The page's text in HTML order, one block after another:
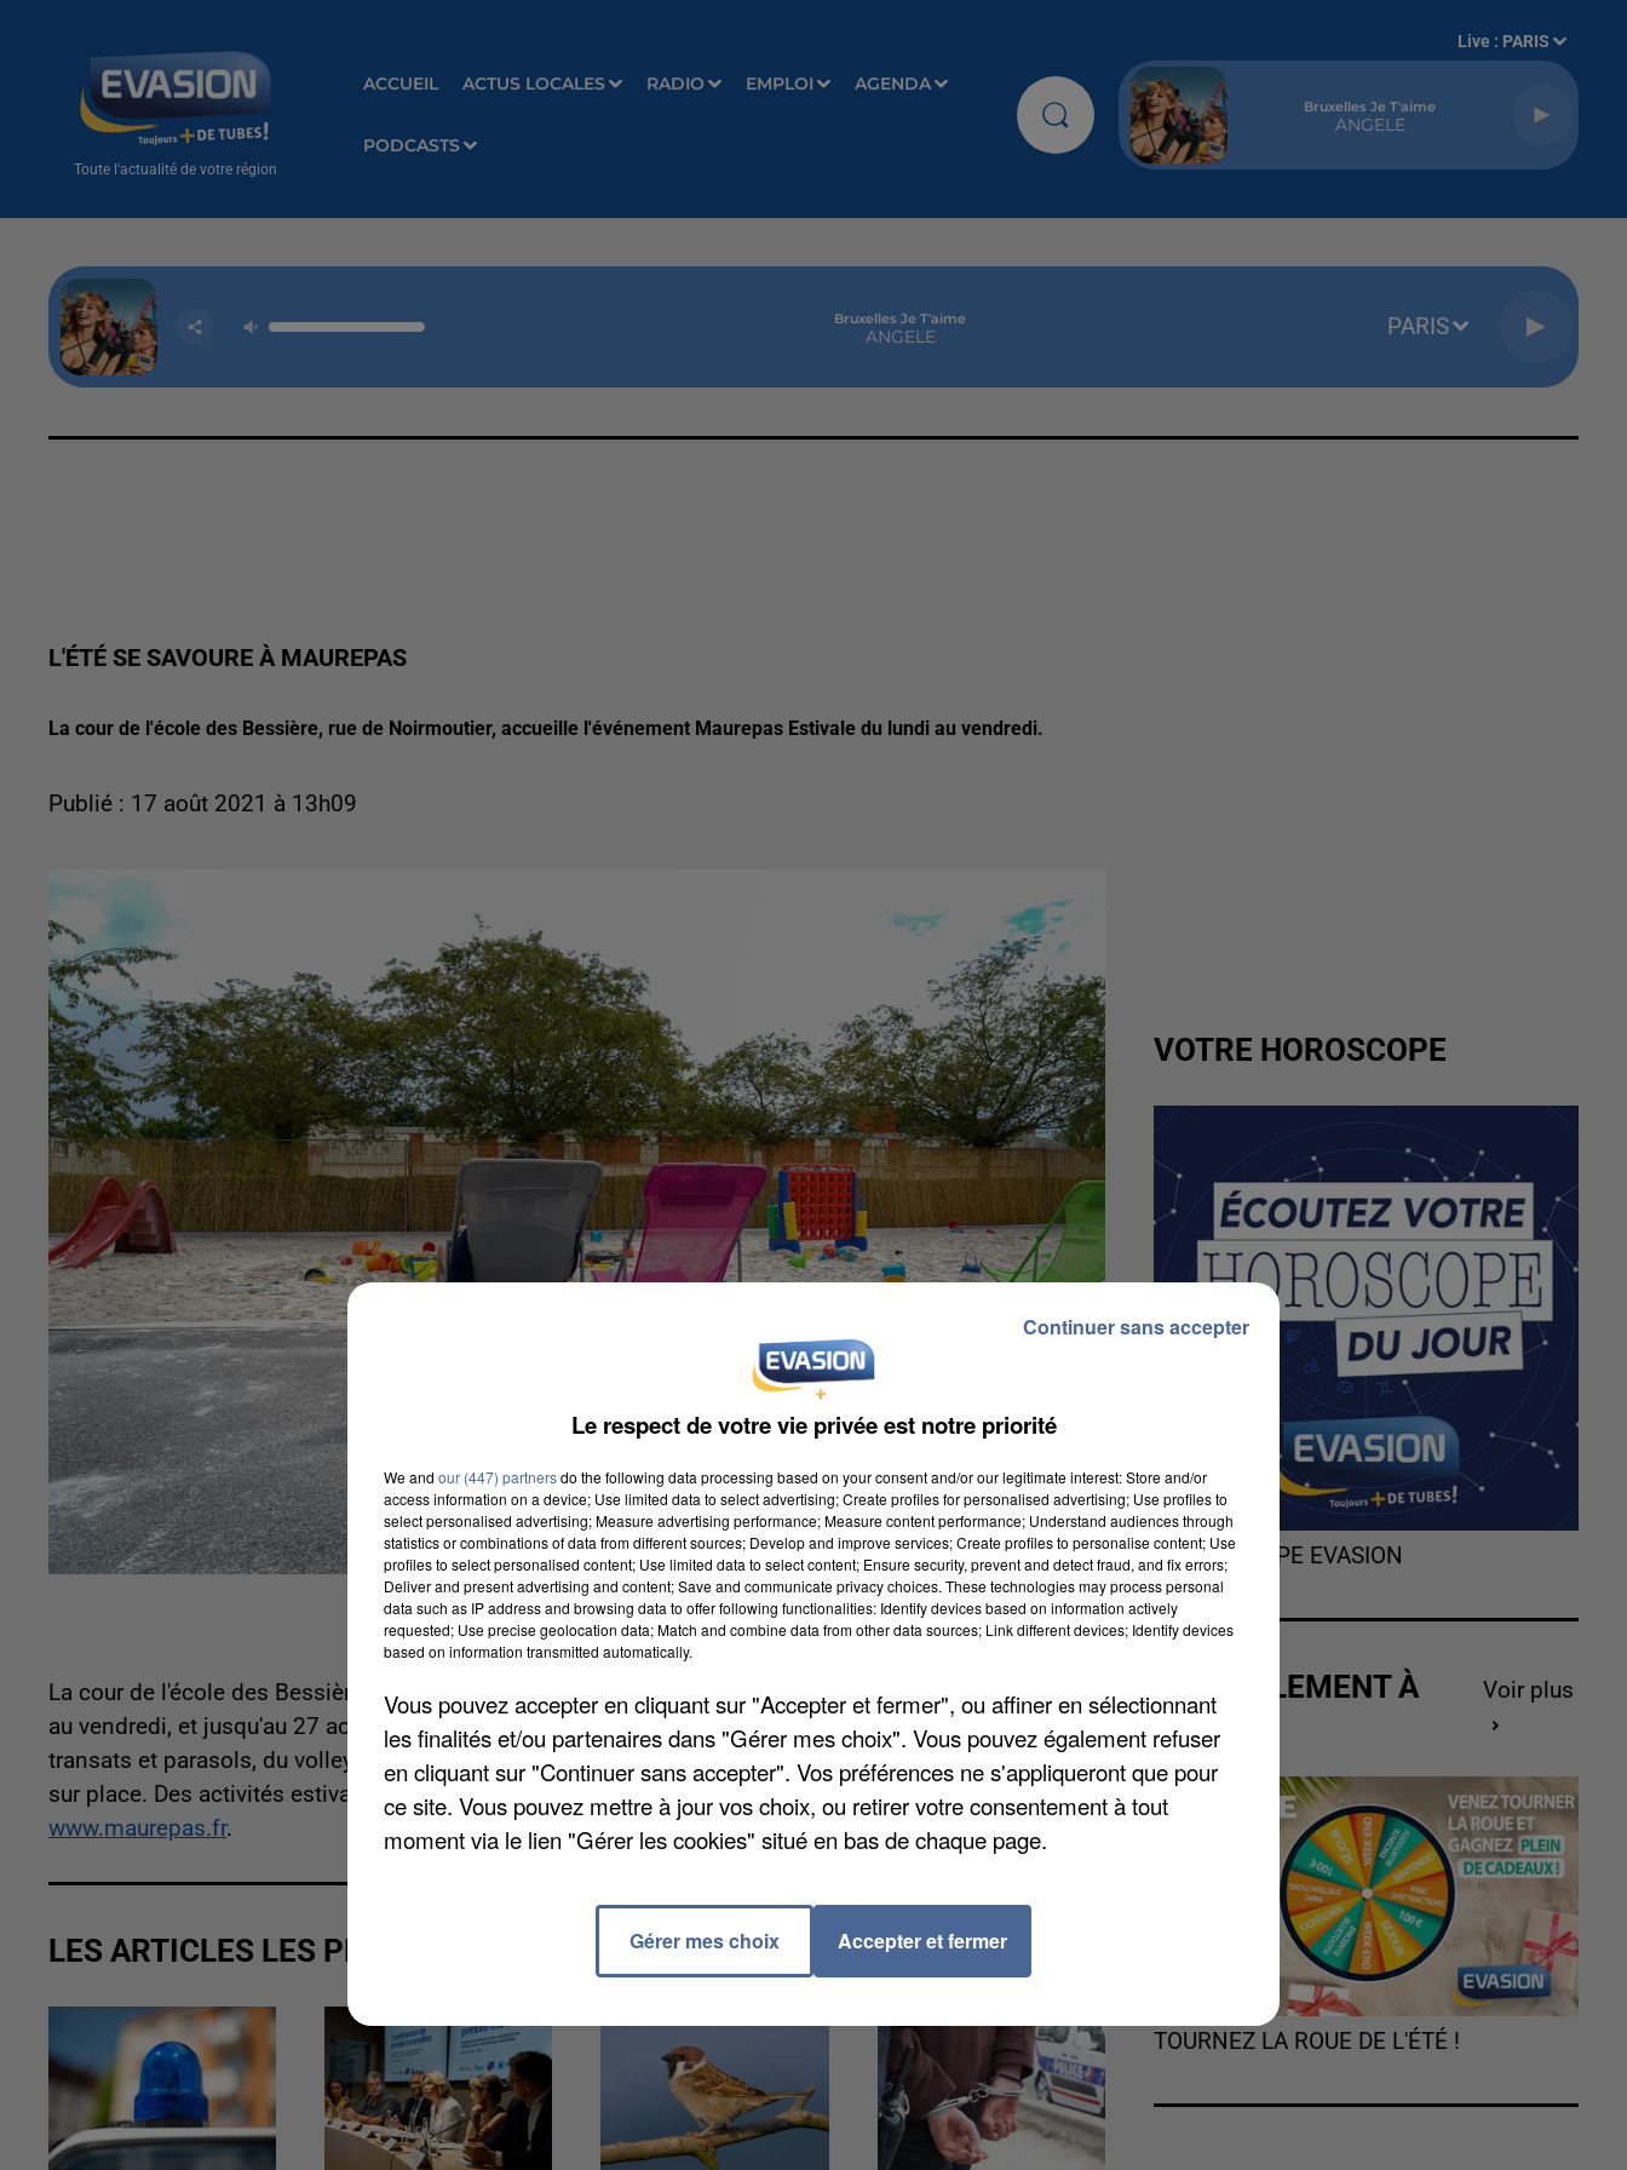
Toute l'actualité de votre région
ACCUEIL ACTUS LOCALES RADIO EMPLOI AGENDA
PODCASTS
Live : PARIS
Bruxelles Je T'aime
ANGELE
Bruxelles Je T'aime
ANGELE PARIS
L'ÉTÉ SE SAVOURE À MAUREPAS
La cour de l'école des Bessière, rue de Noirmoutier, accueille l'événement Maurepas Estivale du lundi au vendredi.
Publié : 17 août 2021 à 13h09
La cour de l'école des Bessière, rue de Noirmoutier, accueille l'événement Maurepas Estivale du lundi
au vendredi, et jusqu'au 27 août (hors week-end). C'est accessible de 11h30 à 19h30. Une plage avec
transats et parasols, du volley, des structures gonflables, un foodtruck, des animations vous attendent
sur place. Des activités estivales à destination de toute la famille. Retrouvez tout le programme sur
www.maurepas.fr.
LES ARTICLES LES PLUS VUS
VOTRE HOROSCOPE
L'HOROSCOPE EVASION
ACTUELLEMENT À
GAGNER
Voir plus
TOURNEZ LA ROUE DE L'ÉTÉ !
Le respect de votre vie privée est notre priorité
We and our (447) partnersdo the following data processing based on your consent and/or our legitimate interest: Store and/or
access information on a device; Use limited data to select advertising; Create profiles for personalised advertising; Use profiles to
select personalised advertising; Measure advertising performance; Measure content performance; Understand audiences through
statistics or combinations of data from different sources; Develop and improve services; Create profiles to personalise content; Use
profiles to select personalised content; Use limited data to select content; Ensure security, prevent and detect fraud, and fix errors;
Deliver and present advertising and content; Save and communicate privacy choices. These technologies may process personal
data such as IP address and browsing data to offer following functionalities: Identify devices based on information actively
requested; Use precise geolocation data; Match and combine data from other data sources; Link different devices; Identify devices
based on information transmitted automatically.
Vous pouvez accepter en cliquant sur "Accepter et fermer", ou affiner en sélectionnant
les finalités et/ou partenaires dans "Gérer mes choix". Vous pouvez également refuser
en cliquant sur "Continuer sans accepter". Vos préférences ne s'appliqueront que pour
ce site. Vous pouvez mettre à jour vos choix, ou retirer votre consentement à tout
moment via le lien "Gérer les cookies" situé en bas de chaque page.
Gérer mes choix Accepter et fermer
Continuer sans accepter